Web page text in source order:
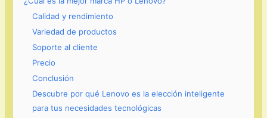
Calidad y rendimiento
Variedad de productos
Soporte al cliente
Precio
Conclusión
Descubre por qué Lenovo es la elección inteligente
para tus necesidades tecnológicas